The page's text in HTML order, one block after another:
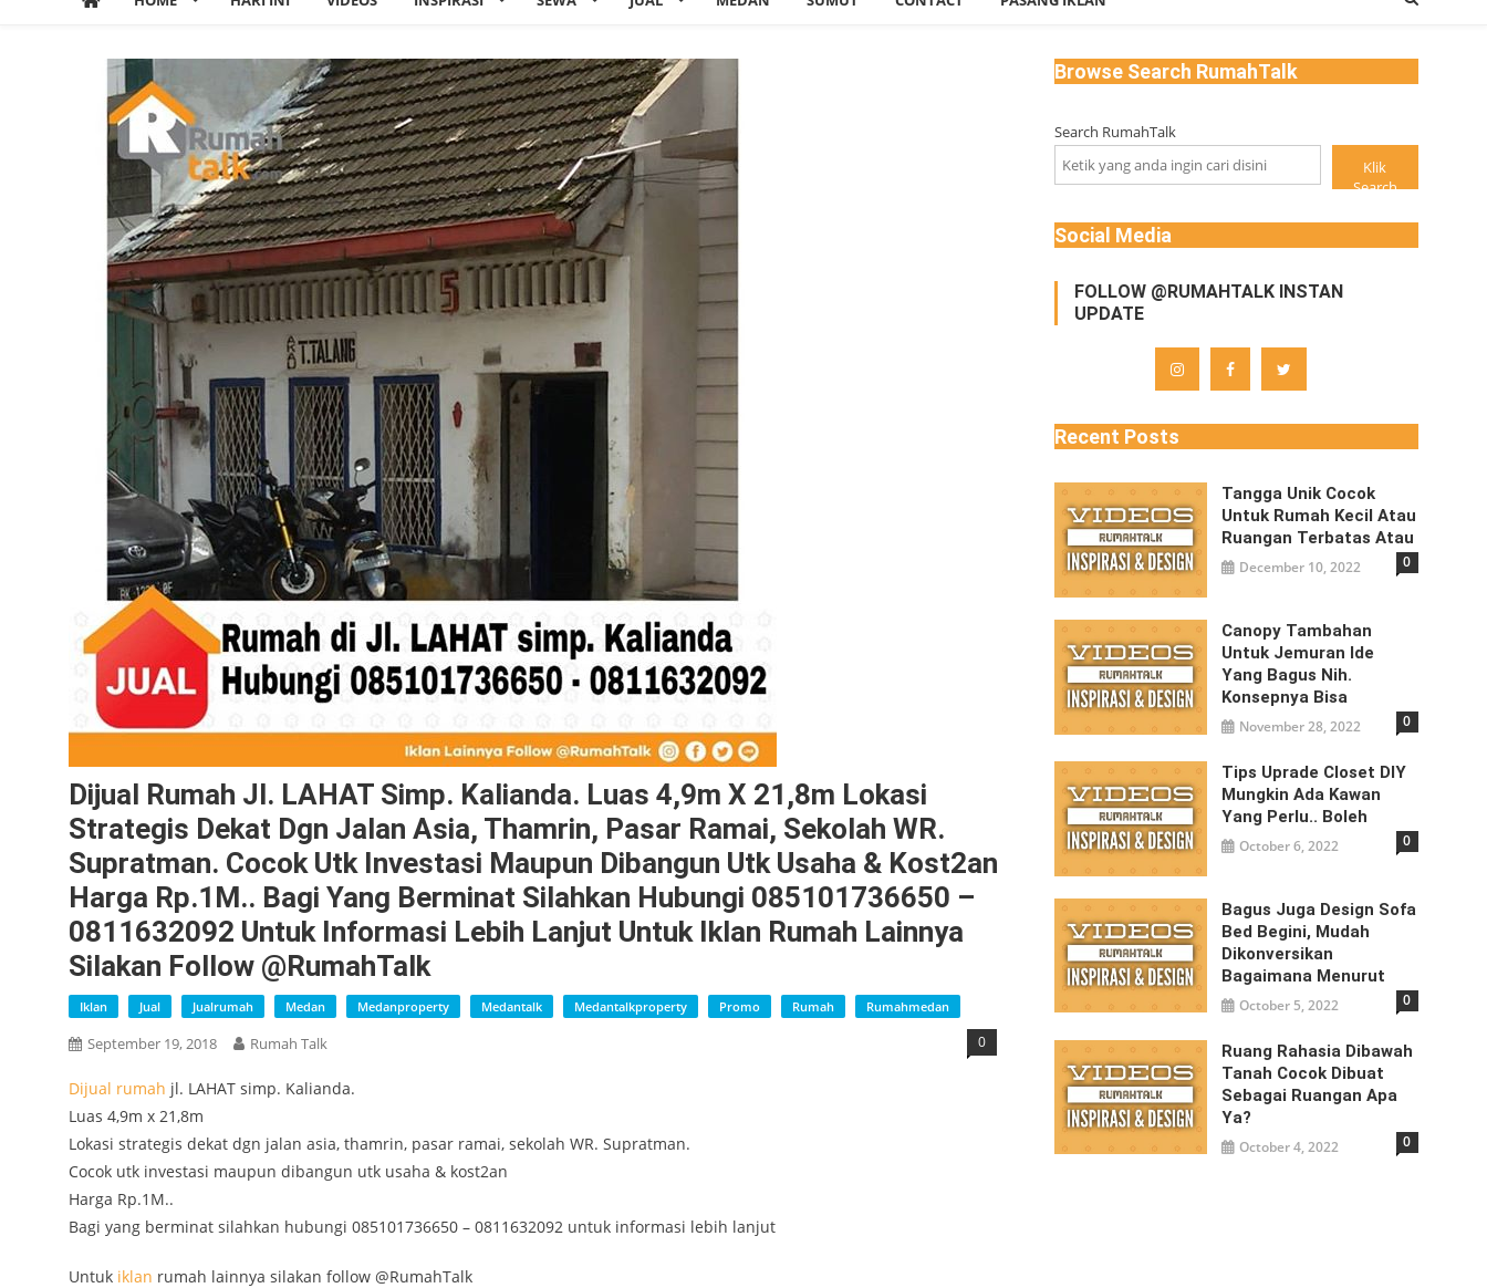
Dijual Rumah Jl. LAHAT Simp. Kalianda. Luas 4,9m X 21,8m Lokasi
Strategis Dekat Dgn Jalan Asia, Thamrin, Pasar Ramai, Sekolah WR.
Supratman. Cocok Utk Investasi Maupun Dibangun Utk Usaha & Kost2an
Harga Rp.1M.. Bagi Yang Berminat Silahkan Hubungi 085101736650 –
0811632092 Untuk Informasi Lebih Lanjut Untuk Iklan Rumah Lainnya
Silakan Follow @RumahTalk
Iklan Jual Jualrumah Medan Medanproperty Medantalk Medantalkproperty Promo Rumah Rumahmedan
September 19, 2018 Rumah Talk 0
Dijual rumah jl. LAHAT simp. Kalianda.
Luas 4,9m x 21,8m
Lokasi strategis dekat dgn jalan asia, thamrin, pasar ramai, sekolah WR. Supratman.
Cocok utk investasi maupun dibangun utk usaha & kost2an
Harga Rp.1M..
Bagi yang berminat silahkan hubungi 085101736650 – 0811632092 untuk informasi lebih lanjut
Untuk iklan rumah lainnya silakan follow @RumahTalk
Browse Search RumahTalk
Search RumahTalk
Klik
Search
Social Media
FOLLOW @RUMAHTALK INSTAN
UPDATE
Recent Posts
Tangga Unik Cocok
Untuk Rumah Kecil Atau
Ruangan Terbatas Atau
December 10, 2022 0
Canopy Tambahan
Untuk Jemuran Ide
Yang Bagus Nih.
Konsepnya Bisa
November 28, 2022 0
Tips Uprade Closet DIY
Mungkin Ada Kawan
Yang Perlu.. Boleh
October 6, 2022 0
Bagus Juga Design Sofa
Bed Begini, Mudah
Dikonversikan
Bagaimana Menurut
October 5, 2022 0
Ruang Rahasia Dibawah
Tanah Cocok Dibuat
Sebagai Ruangan Apa
Ya?
October 4, 2022 0